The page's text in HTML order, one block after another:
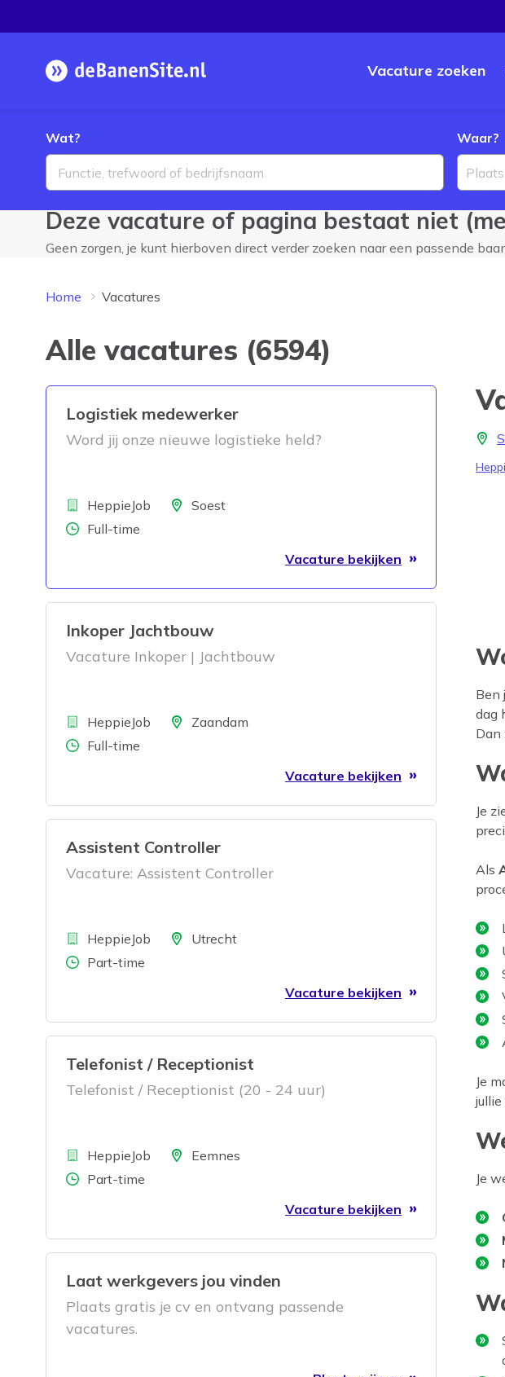
Homepage Vacature zoeken
Wat? Waar?
Deze vacature of pagina bestaat niet
Geen zorgen, je kunt hierboven direct verder zoeken naar een passende
Home Vacatures
Alle vacatures (6594)
Logistiek medewerker
Word jij onze nieuwe logistieke held?
BedrijfHeppieJob LocatieSoest
Aantal uren
Full-time
Vacature bekijken
Inkoper Jachtbouw
Vacature Inkoper | Jachtbouw
BedrijfHeppieJob LocatieZaandam
Aantal uren
Full-time
Vacature bekijken
Assistent Controller
Vacature: Assistent Controller
BedrijfHeppieJob LocatieUtrecht
Aantal uren
Part-time
Vacature bekijken
Telefonist / Receptionist
Telefonist / Receptionist (20 - 24 uur)
BedrijfHeppieJob LocatieEemnes
Aantal uren
Part-time
Vacature bekijken
Laat werkgevers jou vinden
Plaats gratis je cv en ontvang passende
vacatures.
Locatie
Ben
dag
Dan
Je
Als
Je
Je